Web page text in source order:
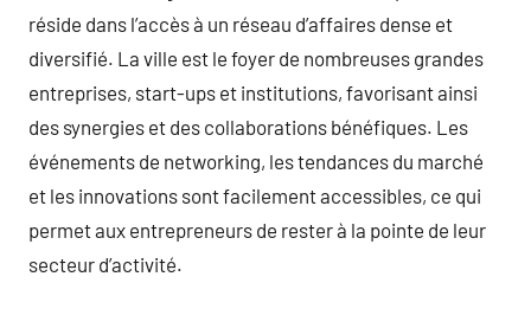
réside dans l’accès à un réseau d’affaires dense et
diversifié. La ville est le foyer de nombreuses grandes
entreprises, start-ups et institutions, favorisant ainsi
des synergies et des collaborations bénéfiques. Les
événements de networking, les tendances du marché
et les innovations sont facilement accessibles, ce qui
permet aux entrepreneurs de rester à la pointe de leur
secteur d’activité.